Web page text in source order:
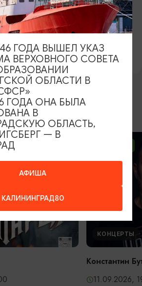
ЗАИНТЕРЕСУЕТ
КОНЦЕРТЫ
Константин
11.09.2026,
АФИША
КАЛИНИНГРАД80
ГОДА ВЫШЕЛ УКАЗ
ВЕРХОВНОГО СОВЕТА
ОБЛАСТИ В
ГОДА ОНА БЫЛА
В
ОБЛАСТЬ,
— В